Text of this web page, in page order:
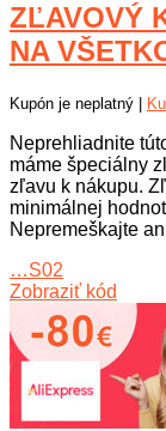
ZĽAVOVÝ
NA
Kupón je neplatný |
Neprehliadnite
máme špeciálny
zľavu k nákupu.
minimálnej
Nepremeškajte
…S02
Zobraziť kód